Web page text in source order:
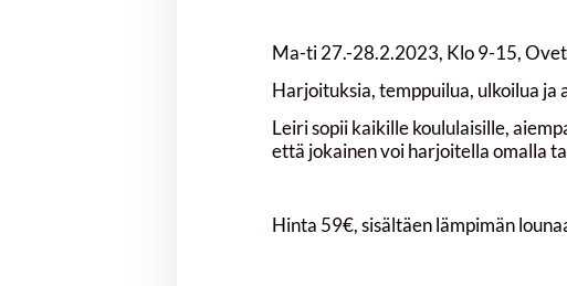
Ma-ti 27.-28.2.2023, Klo 9-15,
Harjoituksia, temppuilua, ulkoilua ja
Leiri sopii kaikille koululaisille,
että jokainen voi harjoitella omalla
Hinta 59€, sisältäen lämpimän